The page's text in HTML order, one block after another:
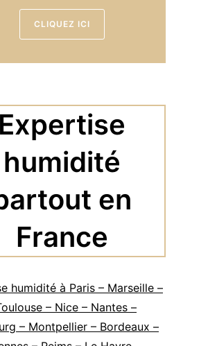
CLIQUEZ ICI
Expertise
humidité
en
France
humidité à Paris – Marseille –
– Nice – Nantes –
– Montpellier – Bordeaux –